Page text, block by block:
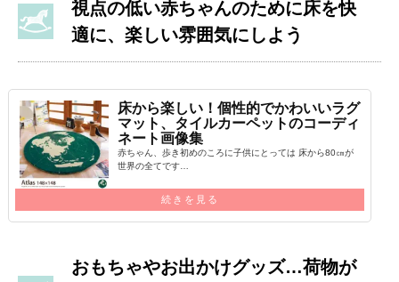
視点の低い赤ちゃんのために床を快
適に、楽しい雰囲気にしよう
床から楽しい！個性的でかわいいラグ
マット、タイルカーペットのコーディ
ネート画像集
赤ちゃん、歩き初めのころに子供にとっては 床から80㎝が
世界の全てです…
続きを見る
おもちゃやお出かけグッズ…荷物が